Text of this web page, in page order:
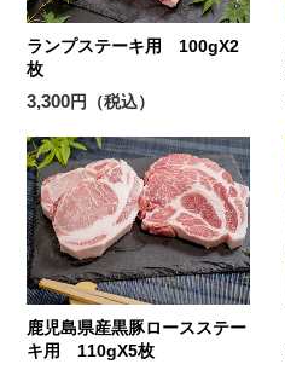
ランプステーキ用 100gX2
枚
3,300円（税込）
鹿児島県産黒豚ロースステー
キ用 110gX5枚